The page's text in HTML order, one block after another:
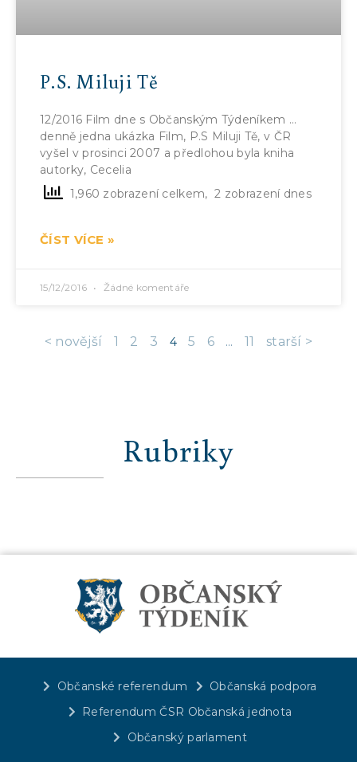
P.S. Miluji Tě
12/2016 Film dne s Občanským Týdeníkem …
denně jedna ukázka Film, P.S Miluji Tě, v ČR
vyšel v prosinci 2007 a předlohou byla kniha
autorky, Cecelia
1,960 zobrazení celkem, 2 zobrazení dnes
ČÍST VÍCE »
15/12/2016 Žádné komentáře
< novější 1 2 3 4 5 6 … 11 starší >
Rubriky
Občanské referendum
Občanská podpora
Referendum ČSR Občanská jednota
Občanský parlament